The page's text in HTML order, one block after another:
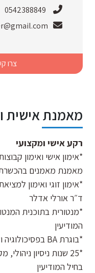
0542388849
צרו
מאמנת אישית
רקע אישי ומקצועי
*אימון אישי ואימון
מאמנת מאמנים בהכשרת
ד״ר אורלי אדלר
*מנטורית בתוכנית
המודיעין
*בוגרת BA בפסיכולוגיה וקרימינולוגיה ו – MA בלימודי משפט
*25 שנות ניסיון
בחיל המודיעין